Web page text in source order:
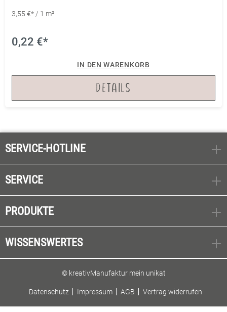
speziell für Epson Sublimations-Drucker mit Piezo
deshalb verwenden einige Epson Anwender bevorzugt
das stärkere TexPrint-DT/H Papier da es saugfähiger
3,55 €* / 1 m²
0,22 €*
IN DEN WARENKORB
DETAILS
SERVICE-HOTLINE
SERVICE
PRODUKTE
WISSENSWERTES
© kreativManufaktur mein unikat
Datenschutz Impressum AGB Vertrag widerrufen